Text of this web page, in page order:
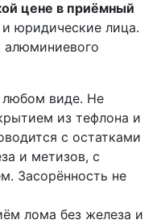
цене в приёмный
юридические лица.
алюминиевого
виде. Не
из тефлона и
с остатками
и метизов, с
Засорённость не
лома без железа и